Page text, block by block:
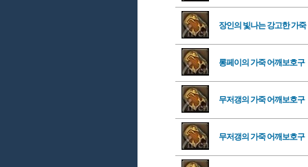
장인의 빛나는 강고한 가
롱페이의 가죽 어깨보호구
무저갱의 가죽 어깨보호구
무저갱의 가죽 어깨보호구